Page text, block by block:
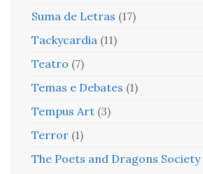
Suma de Letras (17)
Tackycardia (11)
Teatro (7)
Temas e Debates (1)
Tempus Art (3)
Terror (1)
The Poets and Dragons Society